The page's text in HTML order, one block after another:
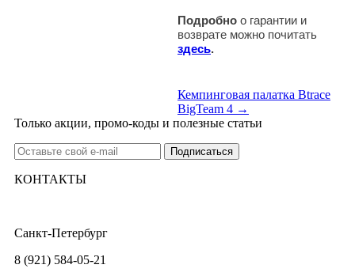
Подробно о гарантии и
возврате можно почитать
здесь.
Кемпинговая палатка Btrace
BigTeam 4 →
Только акции, промо-коды и полезные статьи
КОНТАКТЫ
Санкт-Петербург
8 (921) 584-05-21